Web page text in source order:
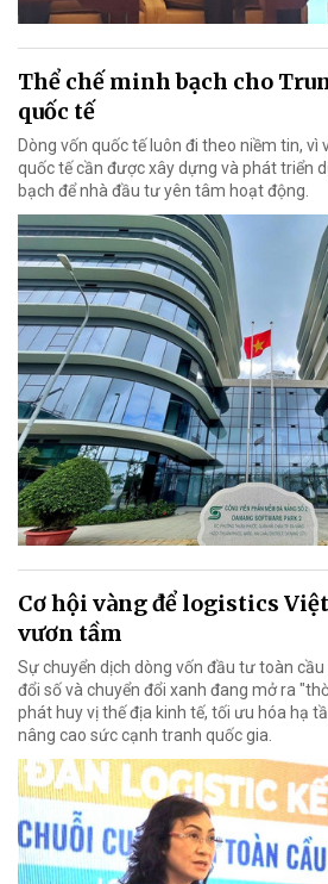
Thể chế minh bạch cho
quốc tế
Dòng vốn quốc tế luôn đi theo niềm tin, vì
quốc tế cần được xây dựng và phát triển
bạch để nhà đầu tư yên tâm hoạt động.
Cơ hội vàng để logistics
vươn tầm
Sự chuyển dịch dòng vốn đầu tư toàn
đổi số và chuyển đổi xanh đang mở ra
phát huy vị thế địa kinh tế, tối ưu hóa hạ
nâng cao sức cạnh tranh quốc gia.